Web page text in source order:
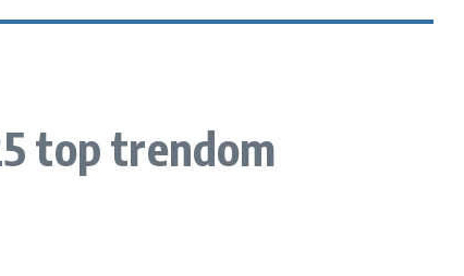
top trendom